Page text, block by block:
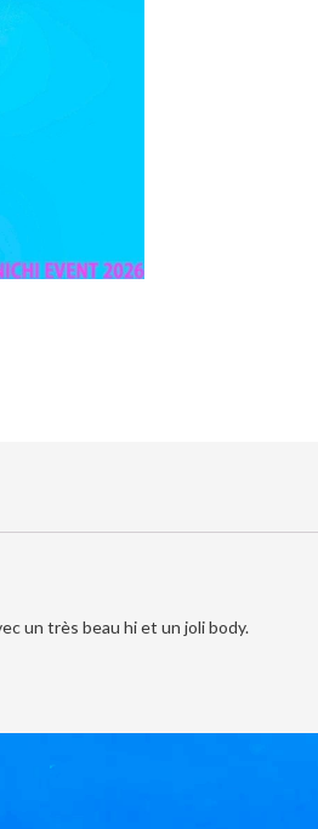
un très beau hi et un joli body.